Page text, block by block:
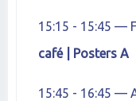
15:15 - 15:45 —
café | Posters A
15:45 - 16:45 —